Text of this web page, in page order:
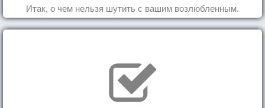
Итак, о чем нельзя шутить с вашим возлюбленным.